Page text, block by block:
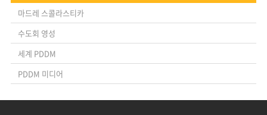
마드레 스콜라스티카
수도회 영성
세계 PDDM
PDDM 미디어